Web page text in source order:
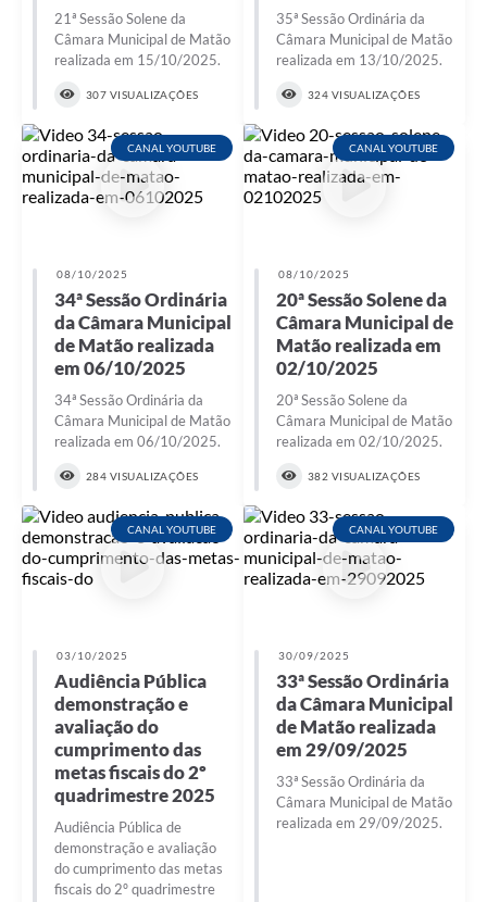
21ª Sessão Solene da
Câmara Municipal de Matão
realizada em 15/10/2025.
307 VISUALIZAÇÕES
35ª Sessão Ordinária da
Câmara Municipal de Matão
realizada em 13/10/2025.
324 VISUALIZAÇÕES
CANAL YOUTUBE
08/10/2025
34ª Sessão Ordinária
da Câmara Municipal
de Matão realizada
em 06/10/2025
34ª Sessão Ordinária da
Câmara Municipal de Matão
realizada em 06/10/2025.
284 VISUALIZAÇÕES
CANAL YOUTUBE
08/10/2025
20ª Sessão Solene da
Câmara Municipal de
Matão realizada em
02/10/2025
20ª Sessão Solene da
Câmara Municipal de Matão
realizada em 02/10/2025.
382 VISUALIZAÇÕES
CANAL YOUTUBE
03/10/2025
Audiência Pública
demonstração e
avaliação do
cumprimento das
metas fiscais do 2º
quadrimestre 2025
Audiência Pública de
demonstração e avaliação
do cumprimento das metas
fiscais do 2º quadrimestre
CANAL YOUTUBE
30/09/2025
33ª Sessão Ordinária
da Câmara Municipal
de Matão realizada
em 29/09/2025
33ª Sessão Ordinária da
Câmara Municipal de Matão
realizada em 29/09/2025.